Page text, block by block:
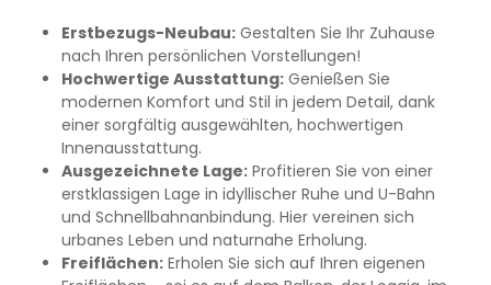
Erstbezugs-Neubau:Gestalten Sie Ihr Zuhause
nach Ihren persönlichen Vorstellungen!
Hochwertige Ausstattung:Genießen Sie
modernen Komfort und Stil in jedem Detail, dank
einer sorgfältig ausgewählten, hochwertigen
Innenausstattung.
Ausgezeichnete Lage:Profitieren Sie von einer
erstklassigen Lage in idyllischer Ruhe und U-Bahn
und Schnellbahnanbindung. Hier vereinen sich
urbanes Leben und naturnahe Erholung.
Freiflächen:Erholen Sie sich auf Ihren eigenen